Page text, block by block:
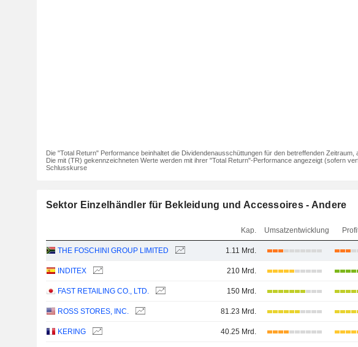
Die "Total Return" Performance beinhaltet die Dividendenausschüttungen für den betreffenden
Die mit (TR) gekennzeichneten Werte werden mit ihrer "Total Return"-Performance angezeigt (sofern
Schlusskurse
Sektor Einzelhändler für Bekleidung und Accessoires - Andere
Kap. Umsatzentwicklung
THE FOSCHINI GROUP LIMITED 1.11 Mrd.
INDITEX 210 Mrd.
FAST RETAILING CO., LTD. 150 Mrd.
ROSS STORES, INC. 81.23 Mrd.
KERING 40.25 Mrd.